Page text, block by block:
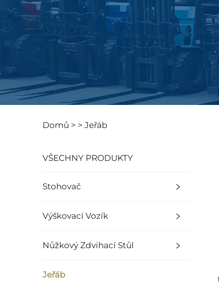
Domů > > Jeřáb
VŠECHNY PRODUKTY
Stohovač
Výškovací Vozík
Nůžkový Zdvihací Stůl
Jeřáb